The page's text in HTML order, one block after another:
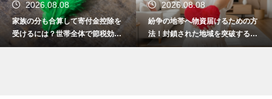
2026.08.08
家族の分も合算して寄付金控除を
受けるには？世帯全体で節税効果
をアップ
2026.08.08
紛争の地帯へ物資届けるための方
法！封鎖された地域を突破する決
死の作戦